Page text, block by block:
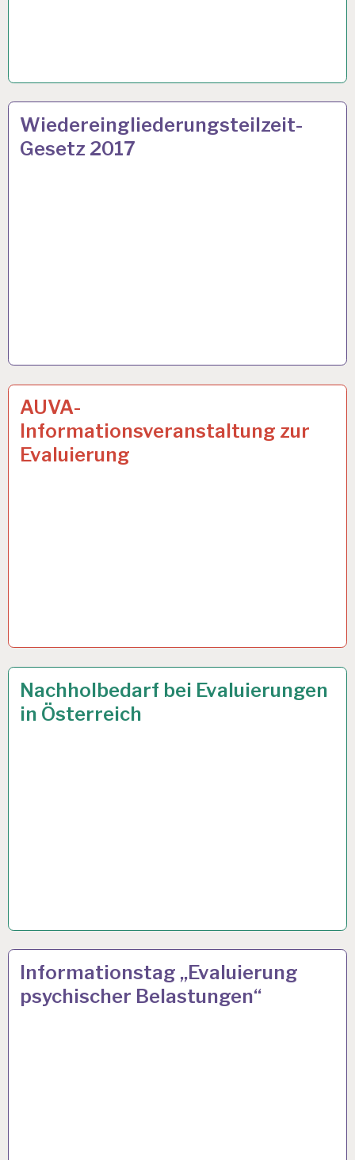
ARBEIT
UND
GESUNDHEIT…
Wiedereingliederungsteilzeit-
Gesetz 2017
21 FEB. 2017
ARBEITSANALYSE…
AUVA-
Informationsveranstaltung zur
Evaluierung
12 JUNI 2015
ARBEITSANALYSE…
Nachholbedarf bei Evaluierungen
in Österreich
8 APR. 2015
ARBEITSINSPEKTORAT…
Informationstag „Evaluierung
psychischer Belastungen“
5 DEZ. 2013